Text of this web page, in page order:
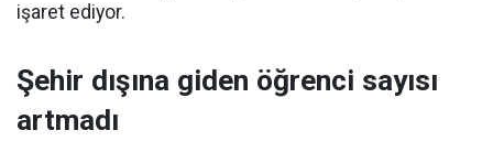
işaret ediyor.
Şehir dışına giden öğrenci sayısı
artmadı